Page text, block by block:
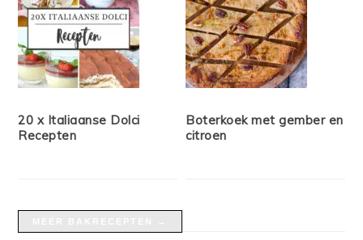
20 x Italiaanse Dolci
Recepten
Boterkoek met gember en
citroen